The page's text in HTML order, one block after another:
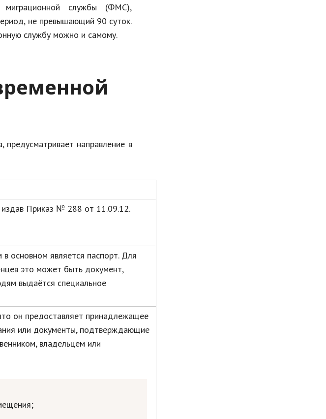
службы (ФМС),
не превышающий 90 суток.
службу можно и самому.
предусматривает направление в
Приказ № 288 от 11.09.12.
основном является паспорт. Для
это может быть документ,
выдаётся специальное
он предоставляет принадлежащее
или документы, подтверждающие
владельцем или